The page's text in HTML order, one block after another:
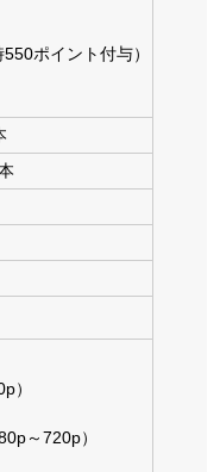
550ポイント付与）
）
～720p）